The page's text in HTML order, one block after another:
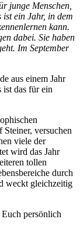
junge Menschen,
ist ein Jahr, in dem
kann.
dabei. Sie haben
Im September
aus einem Jahr
das für ein
versuchen
viele der
wird das Jahr
tollen
durch
weckt gleichzeitig
persönlich